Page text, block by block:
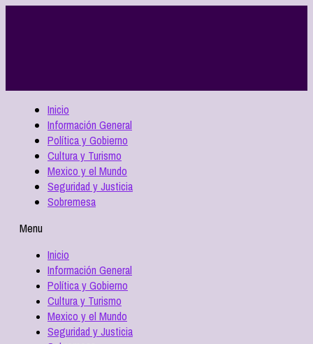
Inicio
Información General
Política y Gobierno
Cultura y Turismo
Mexico y el Mundo
Seguridad y Justicia
Sobremesa
Menu
Inicio
Información General
Política y Gobierno
Cultura y Turismo
Mexico y el Mundo
Seguridad y Justicia